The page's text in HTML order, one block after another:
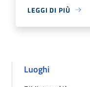
LEGGI DI PIÙ
Luoghi